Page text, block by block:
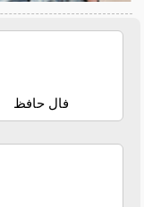
فال حافظ